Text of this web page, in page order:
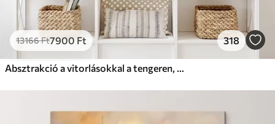
13166Ft7900 Ft 318
Absztrakció a vitorlásokkal a tengeren, akril stílusban, naplemente